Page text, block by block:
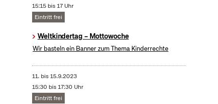
15:15 bis 17 Uhr
Eintritt frei
Weltkindertag – Mottowoche
Wir basteln ein Banner zum Thema Kinderrechte
11. bis15.9.2023
15:30 bis 17:30 Uhr
Eintritt frei